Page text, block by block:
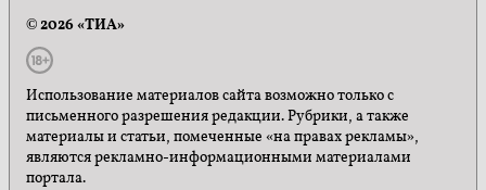
© 2026 «ТИА»
Использование материалов сайта возможно только с
письменного разрешения редакции. Рубрики, а также
материалы и статьи, помеченные «на правах рекламы»,
являются рекламно-информационными материалами
портала.